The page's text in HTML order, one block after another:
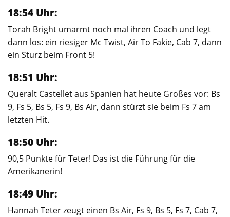
18:54 Uhr:
Torah Bright umarmt noch mal ihren Coach und legt
dann los: ein riesiger Mc Twist, Air To Fakie, Cab 7, dann
ein Sturz beim Front 5!
18:51 Uhr:
Queralt Castellet aus Spanien hat heute Großes vor: Bs
9, Fs 5, Bs 5, Fs 9, Bs Air, dann stürzt sie beim Fs 7 am
letzten Hit.
18:50 Uhr:
90,5 Punkte für Teter! Das ist die Führung für die
Amerikanerin!
18:49 Uhr:
Hannah Teter zeugt einen Bs Air, Fs 9, Bs 5, Fs 7, Cab 7,